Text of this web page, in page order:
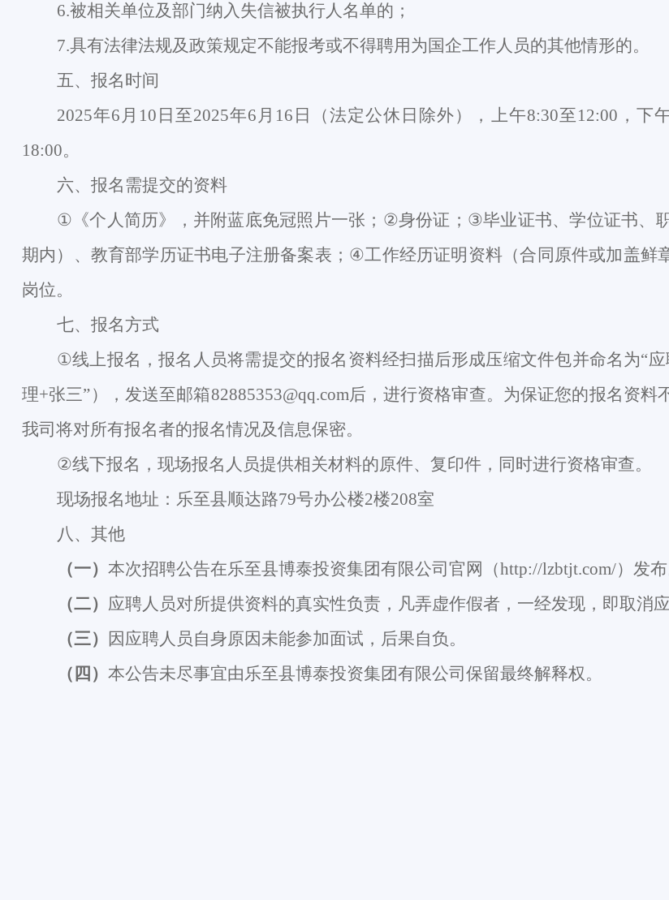
6.被相关单位及部门纳入失信被执行人名单的；
7.具有法律法规及政策规定不能报考或不得聘用为国企工作人员的其他情形的。
五、报名时间
2025年6 月 10 日至2025年6 月 16 日（法定公休日除外），上午8:30至12:00，下
18:00。
六、报名需提交的资料
① 《个人简历》，并附蓝底免冠照片一张； ②身份证； ③毕业证书、学位证书、
期内）、教育部学历证书电子注册备案表； ④工作经历证明资料（合同原件或加盖鲜
岗位。
七、报名方式
①线上报名，报名人员将需提交的报名资料经扫描后形成压缩文件包并命名为“
理+张三”），发送至邮箱82885353@qq.com后，进行资格审查。为保证您的报名资料
我司将对所有报名者的报名情况及信息保密。
②线下报名，现场报名人员提供相关材料的原件、复印件，同时进行资格审查。
现场报名地址：乐至县顺达路79号办公楼2楼208室
八、其他
（一） 本次招聘公告在乐至县博泰投资集团有限公司官网（http://lzbtjt.com/）发布
（二） 应聘人员对所提供资料的真实性负责，凡弄虚作假者，一经发现，即取消应
（三）
因应聘人员自身原因未能参加面试，后果自负。
（四） 本公告未尽事宜由乐至县博泰投资集团有限公司保留最终解释权。